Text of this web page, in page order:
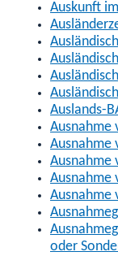
Auskunft
Auslands-
Ausnahme
Ausnahme
Ausnahme
Ausnahme
Ausnahme
oder